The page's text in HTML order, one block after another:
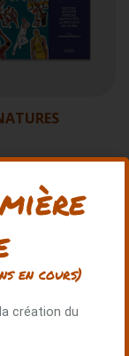
en cours)
création du